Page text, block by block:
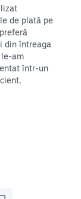
de plată pe
din întreaga
am
într-un